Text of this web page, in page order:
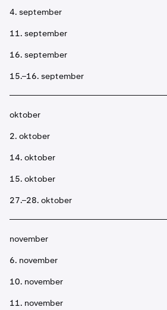
4. september
11. september
16. september
15.–16. september
oktober
2. oktober
14. oktober
15. oktober
27.–28. oktober
november
6. november
10. november
11. november